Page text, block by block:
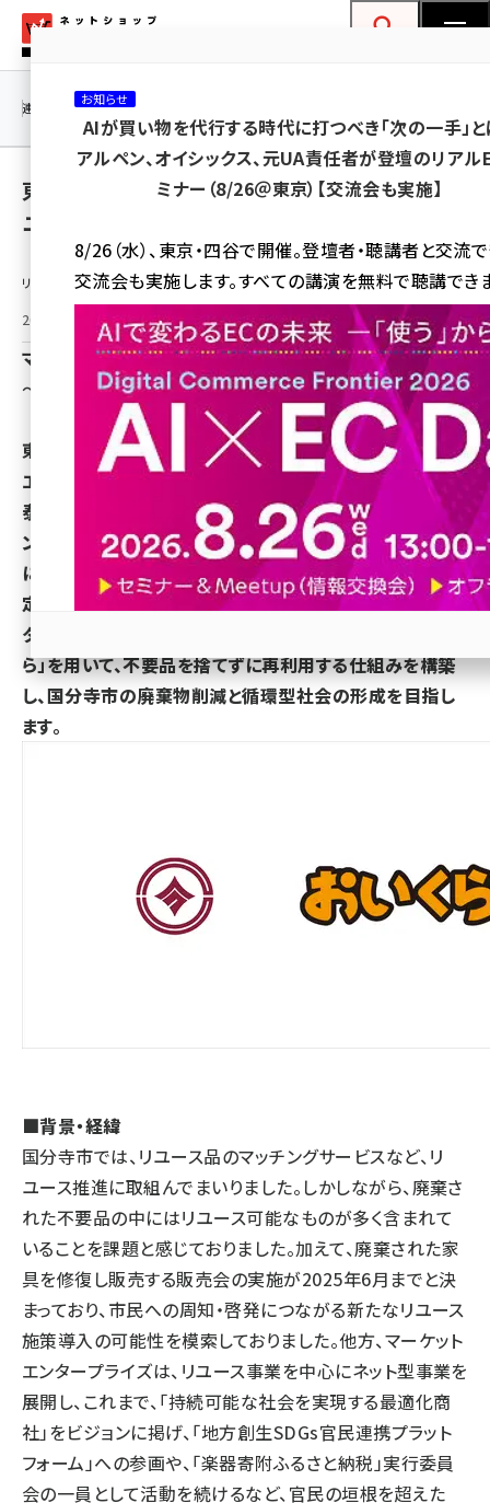
ン
ネットショップ担当者フォーラム
amazon (2249)
yahoo (1901)
楽天 (1871)
ecbeing (1207)
アスクル (1119)
base (1077)
revico (740)
連載・特集 |
東京都国分寺市が6月の環境月間に不要品リ
ユース事業で「おいくら」と連携を開始
リリース情報提供元：
2025年6月10日 15:30
マーケットエンタープライズ
～新施策導入によるリユース促進へ～
東京都国分寺市（市長：井澤 邦夫）と株式会社マーケット
エンタープライズ（東京都中央区、代表取締役社長：小林
泰士、東証プライム・証券コード3135、以下「マーケットエ
ンタープライズ」）は、2025年6月16日（月）に、地域社会
における課題解決を目的としたリユース事業に関する協
定を締結し、連携をスタートいたします。マーケットエン
タープライズが運営するリユースプラットフォーム「おいく
ら」を用いて、不要品を捨てずに再利用する仕組みを構築
し、国分寺市の廃棄物削減と循環型社会の形成を目指し
ます。
■背景・経緯
国分寺市では、リユース品のマッチングサービスなど、リ
ユース推進に取組んでまいりました。しかしながら、廃棄さ
れた不要品の中にはリユース可能なものが多く含まれて
いることを課題と感じておりました。加えて、廃棄された家
具を修復し販売する販売会の実施が2025年6月までと決
まっており、市民への周知・啓発につながる新たなリユース
施策導入の可能性を模索しておりました。他方、マーケット
エンタープライズは、リユース事業を中心にネット型事業を
展開し、これまで、「持続可能な社会を実現する最適化商
社」をビジョンに掲げ、「地方創生SDGs官民連携プラット
フォーム」への参画や、「楽器寄附ふるさと納税」実行委員
会の一員として活動を続けるなど、官民の垣根を超えた
お知らせ
AIが買い物を代行する時代に打つべき「次の一手」と
アルペン、オイシックス、元UA責任者が登壇のリアル
ミナー（8/26＠東京）【交流会も実施】
8/26（水）、東京・四谷で開催。登壇者・聴講者と交流
交流会も実施します。すべての講演を無料で聴講でき
参加登録はこちら↑